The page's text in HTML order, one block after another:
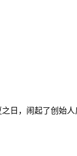
之日，闹起了创